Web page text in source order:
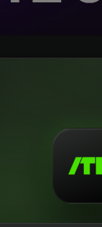
fitna siri. Yangi
Batafsil